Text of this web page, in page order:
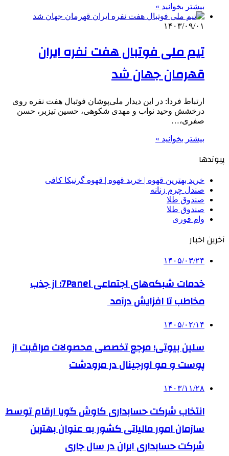
بیشتر بخوانید »
۱۴۰۳/۰۹/۰۱
تیم ملی فوتبال هفت نفره ایران
قهرمان جهان شد
ارتباط فردا: در این دیدار ملی‌پوشان فوتبال هفت نفره روی
درخشش وحید نواب و مهدی شکوهی، حسین تیزبر، حسن
صفری،…
بیشتر بخوانید »
پیوندها
خرید بهترین قهوه | خرید قهوه | قهوه گرنیکا کافی
صندل چرم زنانه
صندوق طلا
صندوق طلا
وام فوری
آخرین اخبار
۱۴۰۵/۰۳/۲۴
خدمات شبکه‌های اجتماعی 7Panel؛ از جذب
مخاطب تا افزایش درآمد
۱۴۰۵/۰۲/۱۴
سلین بیوتی؛ مرجع تخصصی محصولات مراقبت از
پوست و مو اورجینال در مرودشت
۱۴۰۳/۱۱/۲۸
انتخاب شرکت حسابداری کاوش گویا ارقام توسط
سازمان امور مالیاتی کشور به عنوان بهترین
شرکت حسابداری ایران در سال جاری